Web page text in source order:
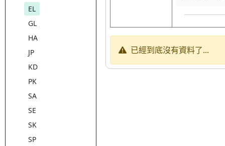
EL
GL
HA
JP
KD
PK
SA
SE
SK
SP
已經到底沒有資料了...